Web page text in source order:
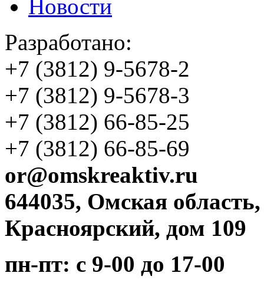
Новости
Разработано:
+7 (3812) 9-5678-2
+7 (3812) 9-5678-3
+7 (3812) 66-85-25
+7 (3812) 66-85-69
or@omskreaktiv.ru
644035, Омская
Красноярский, дом 109
пн-пт: с 9-00 до 17-00